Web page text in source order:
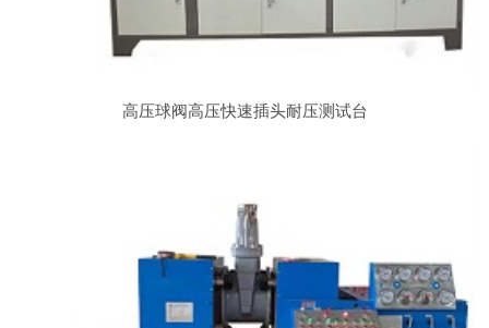
高压球阀高压快速插头耐压测试台